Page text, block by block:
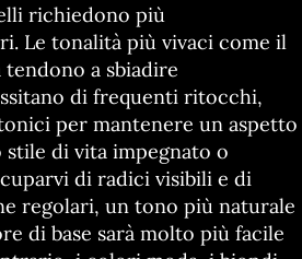
richiedono più
Le tonalità più vivaci come il
a sbiadire
di frequenti ritocchi,
per mantenere un aspetto
stile di vita impegnato o
di radici visibili e di
regolari, un tono più naturale
di base sarà molto più facile